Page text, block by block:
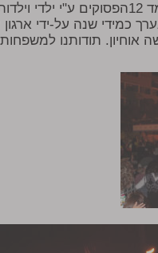
במהלך האירוע נערך מעמד
כמידי שנה על-ידי
תודותנו